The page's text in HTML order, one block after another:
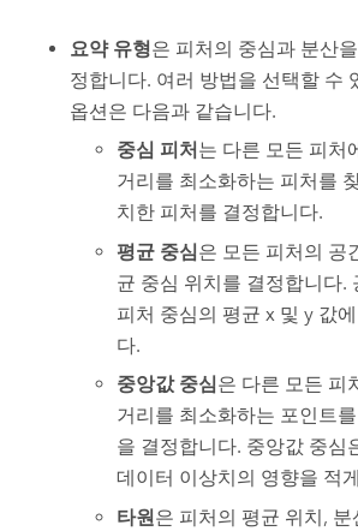
요약 유형은 피처의 중심과 분산
정합니다. 여러 방법을 선택할 수
옵션은 다음과 같습니다.
중심 피처는 다른 모든 피처
거리를 최소화하는 피처를
치한 피처를 결정합니다.
평균 중심은 모든 피처의 공
균 중심 위치를 결정합니다.
피처 중심의 평균 x 및 y 값
다.
중앙값 중심 은 다른 모든 피
거리를 최소화하는 포인트
을 결정합니다. 중앙값 중심
데이터 이상치의 영향을 적
타원은 피처의 평균 위치,